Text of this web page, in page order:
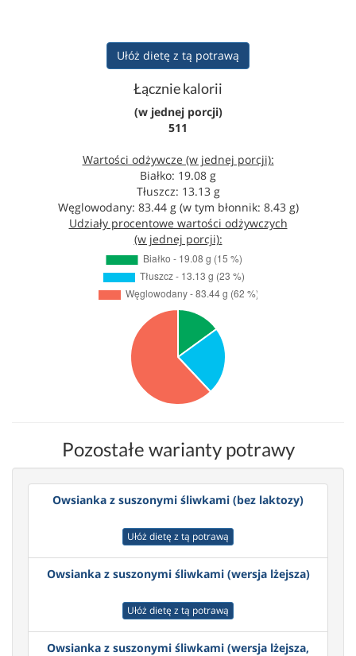
Ułóż dietę z tą potrawą
Łącznie kalorii
(w jednej porcji)
511
Wartości odżywcze (w jednej porcji):
Białko: 19.08 g
Tłuszcz: 13.13 g
Węglowodany: 83.44 g (w tym błonnik: 8.43 g)
Udziały procentowe wartości odżywczych
(w jednej porcji):
Pozostałe warianty potrawy
Owsianka z suszonymi śliwkami (bez laktozy)
Ułóż dietę z tą potrawą
Owsianka z suszonymi śliwkami (wersja lżejsza)
Ułóż dietę z tą potrawą
Owsianka z suszonymi śliwkami (wersja lżejsza,